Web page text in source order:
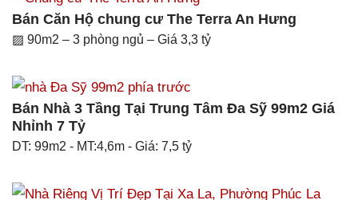
Bán Căn Hộ chung cư The Terra An Hưng
▨ 90m2 – 3 phòng ngủ – Giá 3,3 tỷ
Bán Nhà 3 Tầng Tại Trung Tâm Đa Sỹ 99m2 Giá
Nhỉnh 7 Tỷ
DT: 99m2 - MT:4,6m - Giá: 7,5 tỷ